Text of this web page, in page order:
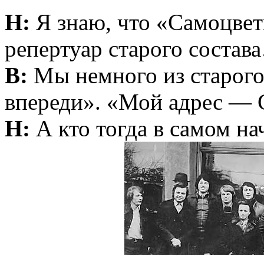
Н: Я знаю, что
репертуар старого
В: Мы немного из
впереди». «Мой адрес —
Н: А кто тогда в самом